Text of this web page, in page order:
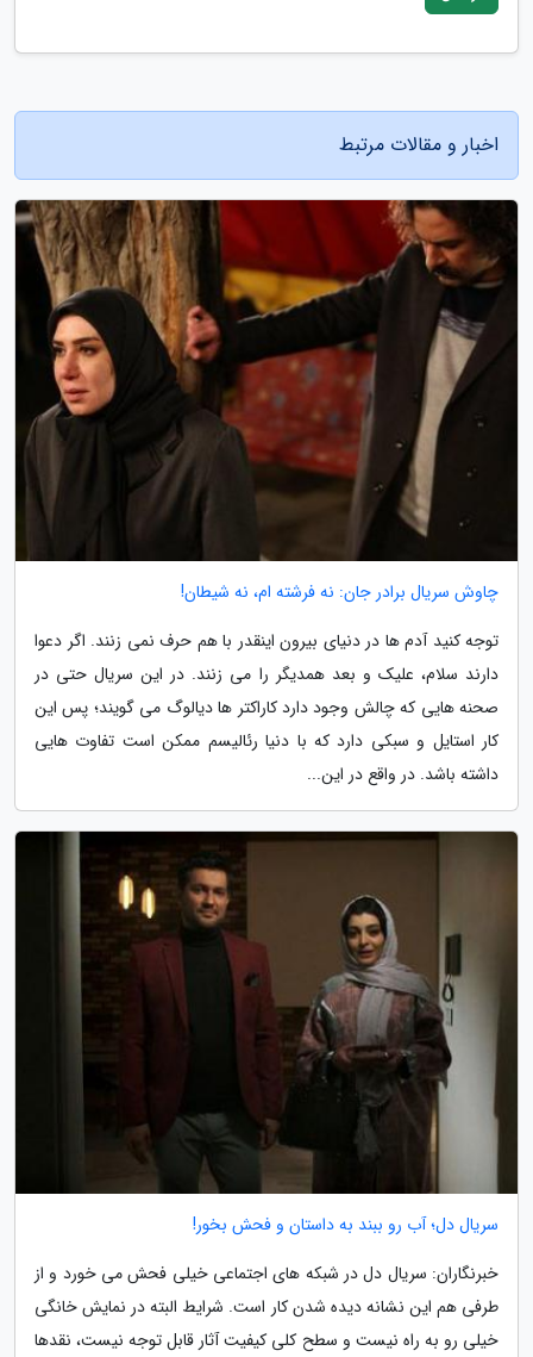
اخبار و مقالات مرتبط
چاوش سریال برادر جان: نه فرشته ام، نه شیطان!
توجه کنید آدم ها در دنیای بیرون اینقدر با هم حرف نمی زنند. اگر دعوا
دارند سلام، علیک و بعد همدیگر را می زنند. در این سریال حتی در
صحنه هایی که چالش وجود دارد کاراکتر ها دیالوگ می گویند؛ پس این
کار استایل و سبکی دارد که با دنیا رئالیسم ممکن است تفاوت هایی
داشته باشد. در واقع در این...
سریال دل؛ آب رو ببند به داستان و فحش بخور!
خبرنگاران: سریال دل در شبکه های اجتماعی خیلی فحش می خورد و از
طرفی هم این نشانه دیده شدن کار است. شرایط البته در نمایش خانگی
خیلی رو به راه نیست و سطح کلی کیفیت آثار قابل توجه نیست، نقدها